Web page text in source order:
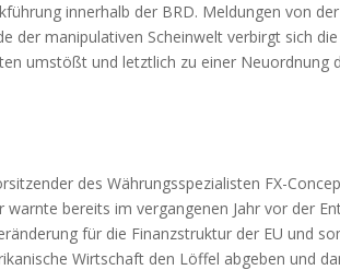
innerhalb der BRD. Meldungen von der
der manipulativen Scheinwelt verbirgt sich
umstößt und letztlich zu einer Neuordnung
des Währungsspezialisten FX-
bereits im vergangenen Jahr vor der
für die Finanzstruktur der EU und
Wirtschaft den Löffel abgeben und